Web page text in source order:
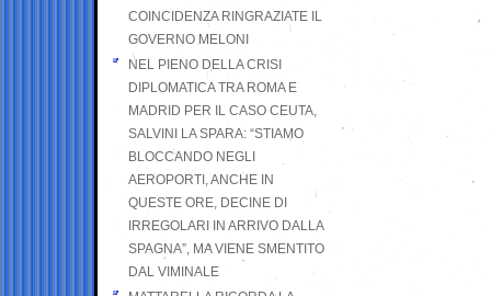
COINCIDENZA RINGRAZIATE IL
GOVERNO MELONI
NEL PIENO DELLA CRISI
DIPLOMATICA TRA ROMA E
MADRID PER IL CASO CEUTA,
SALVINI LA SPARA: “STIAMO
BLOCCANDO NEGLI
AEROPORTI, ANCHE IN
QUESTE ORE, DECINE DI
IRREGOLARI IN ARRIVO DALLA
SPAGNA”, MA VIENE SMENTITO
DAL VIMINALE